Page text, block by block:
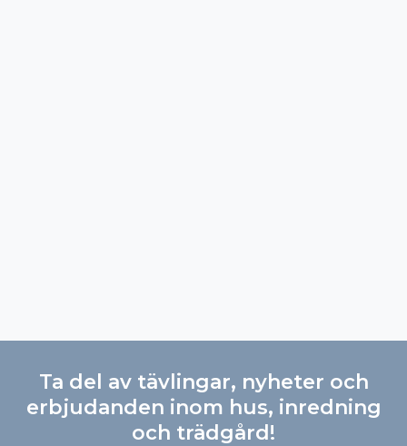
Ta del av tävlingar, nyheter och
erbjudanden inom hus, inredning
och trädgård!